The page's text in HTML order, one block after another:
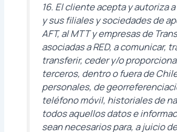
16. El cliente acepta y autoriza
y sus filiales y sociedades de
AFT, al MTT y empresas de
asociadas a RED, a comunicar,
transferir, ceder y/o
terceros, dentro o fuera de
personales, de
teléfono móvil, historiales de
todos aquellos datos e
sean necesarios para, a juicio